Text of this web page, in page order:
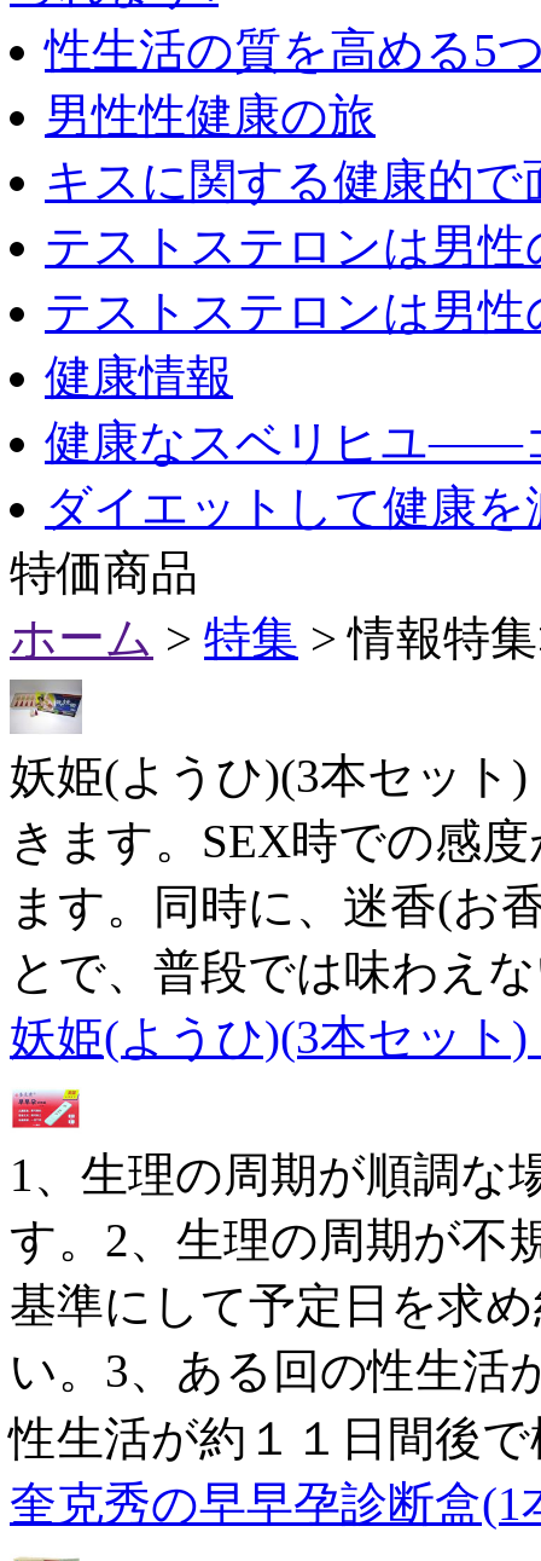
性生活の質を高める5
男性性健康の旅
キスに関する健康的
テストステロンは男
テストステロンは男
健康情報
健康なスベリヒユ――
ダイエットして健康
特価商品
ホーム > 特集 > 情報特
妖姫(ようひ)(3本セット
きます。SEX時での感
ます。同時に、迷香(お
とで、普段では味わえ
妖姫(ようひ)(3本セット
1、生理の周期が順調な
す。2、生理の周期が不
基準にして予定日を求
い。3、ある回の性生活
性生活が約１１日間後
奎克秀の早早孕診断盒(1